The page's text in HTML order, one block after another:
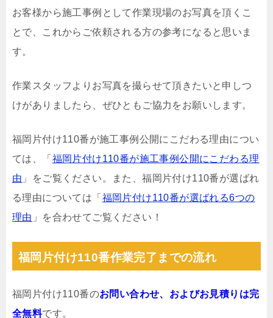
お客様から施工事例として作業現場のお写真を頂くこ
とで、これからご依頼される方の参考になると思いま
す。
作業スタッフよりお写真を撮らせて頂きたいと申しつ
けがありましたら、ぜひともご協力をお願いします。
福岡片付け110番が施工事例公開にこだわる理由につい
ては、「 福岡片付け110番が施工事例公開にこだわる理
由 」をご覧ください。また、福岡片付け110番が選ばれ
る理由については「 福岡片付け110番が選ばれる6つの
理由 」を合わせてご覧ください！
福岡片付け110番作業完了までの流れ
福岡片付け110番のお問い合わせ、およびお見積りは完
全無料です。